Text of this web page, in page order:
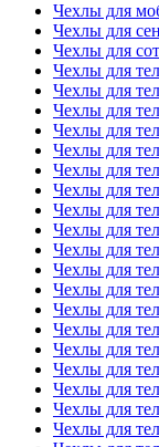
Чехлы для
Чехлы для
Чехлы для
Чехлы для
Чехлы для
Чехлы для
Чехлы для
Чехлы для
Чехлы для
Чехлы для
Чехлы для
Чехлы для
Чехлы для
Чехлы для
Чехлы для
Чехлы для
Чехлы для
Чехлы для
Чехлы для
Чехлы для
Чехлы для
Чехлы для